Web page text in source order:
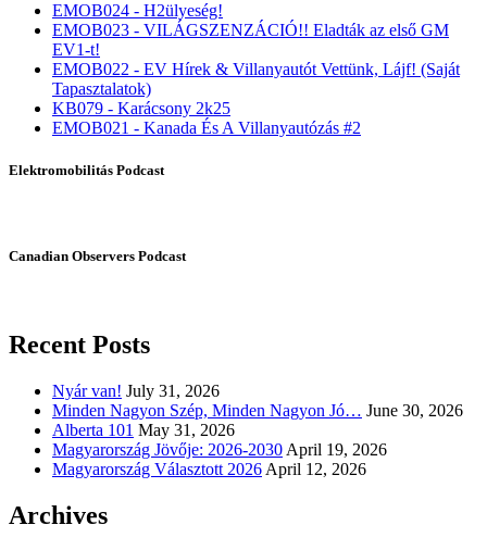
EMOB024 - H2ülyeség!
EMOB023 - VILÁGSZENZÁCIÓ!! Eladták az első GM
EV1-t!
EMOB022 - EV Hírek & Villanyautót Vettünk, Lájf! (Saját
Tapasztalatok)
KB079 - Karácsony 2k25
EMOB021 - Kanada És A Villanyautózás #2
Elektromobilitás Podcast
Canadian Observers Podcast
Recent Posts
Nyár van! July 31, 2026
Minden Nagyon Szép, Minden Nagyon Jó… June 30, 2026
Alberta 101 May 31, 2026
Magyarország Jövője: 2026-2030 April 19, 2026
Magyarország Választott 2026 April 12, 2026
Archives